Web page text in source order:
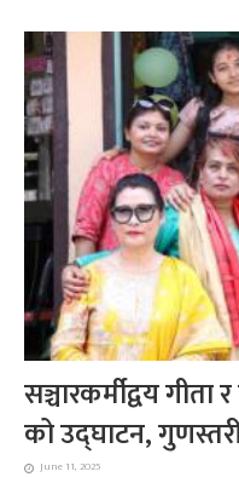
सञ्चारकर्मीद्वय
को उद्घाटन,
June 11, 2025